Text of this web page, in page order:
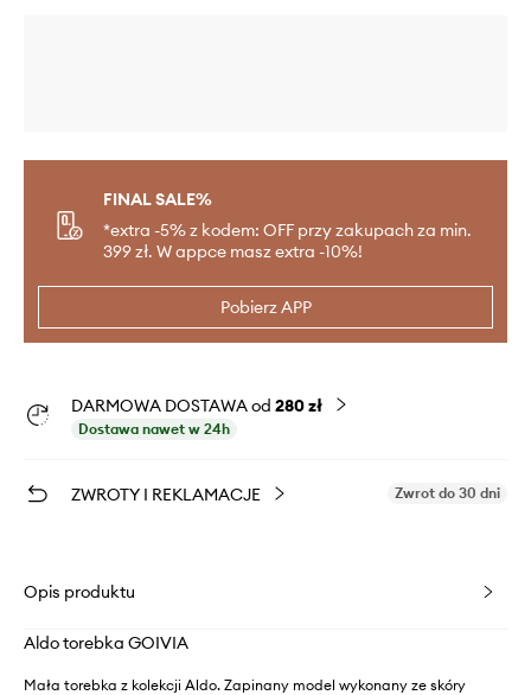
FINAL SALE%
*extra -5% z kodem: OFF przy zakupach za min.
399 zł. W appce masz extra -10%!
Pobierz APP
DARMOWA DOSTAWA od 280 zł
Dostawa nawet w 24h
ZWROTY I REKLAMACJE Zwrot do 30 dni
Opis produktu
Aldo torebka GOIVIA
Mała torebka z kolekcji Aldo. Zapinany model wykonany ze skóry